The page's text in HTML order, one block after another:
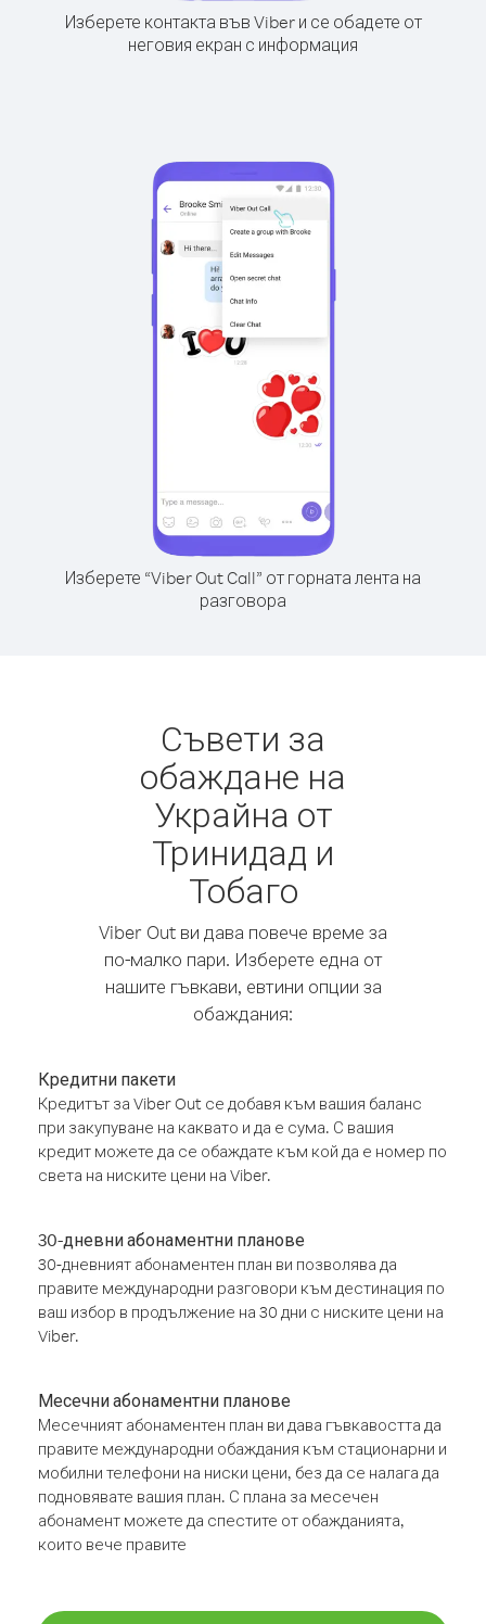
Изберете контакта във Viber и се обадете от
неговия екран с информация
Изберете “Viber Out Call” от горната лента на
разговора
Съвети за
обаждане на
Украйна от
Тринидад и
Тобаго
Viber Out ви дава повече време за
по-малко пари. Изберете една от
нашите гъвкави, евтини опции за
обаждания:
Кредитни пакети
Кредитът за Viber Out се добавя към вашия баланс
при закупуване на каквато и да е сума. С вашия
кредит можете да се обаждате към кой да е номер по
света на ниските цени на Viber.
30-дневни абонаментни планове
30-дневният абонаментен план ви позволява да
правите международни разговори към дестинация по
ваш избор в продължение на 30 дни с ниските цени на
Viber.
Месечни абонаментни планове
Месечният абонаментен план ви дава гъвкавостта да
правите международни обаждания към стационарни и
мобилни телефони на ниски цени, без да се налага да
подновявате вашия план. С плана за месечен
абонамент можете да спестите от обажданията,
които вече правите